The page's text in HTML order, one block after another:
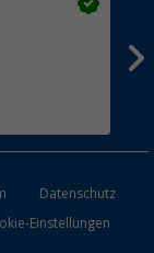
Ist
Datenschutz
Einstellungen